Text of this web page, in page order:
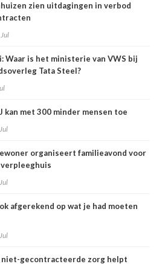
zien uitdagingen in verbod
Waar is het ministerie van VWS bij
Tata Steel?
kan met 300 minder mensen toe
organiseert familieavond voor
afgerekend op wat je had moeten
niet-gecontracteerde zorg helpt